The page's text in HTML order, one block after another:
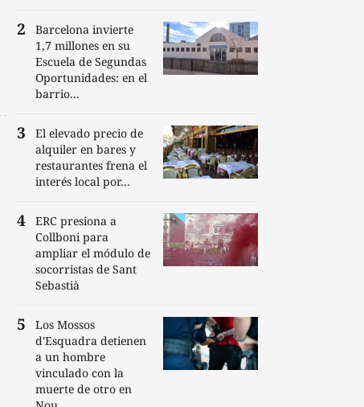
Barcelona invierte
1,7 millones en su
Escuela de Segundas
Oportunidades: en el
barrio...
El elevado precio de
alquiler en bares y
restaurantes frena el
interés local por...
ERC presiona a
Collboni para
ampliar el módulo de
socorristas de Sant
Sebastià
Los Mossos
d'Esquadra detienen
a un hombre
vinculado con la
muerte de otro en